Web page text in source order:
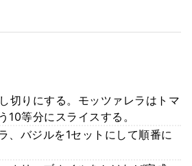
切りにする。モッツァレラはトマ
10等分にスライスする。
、バジルを1セットにして順番に